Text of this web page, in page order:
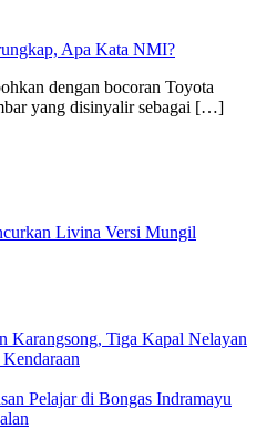
Apa Kata NMI?
dengan bocoran Toyota
yang disinyalir sebagai […]
Livina Versi Mungil
Karangsong, Tiga Kapal Nelayan
Pelajar di Bongas Indramayu